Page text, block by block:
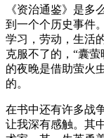
《资治通鉴》是多
到一个个历史事件
学习，劳动，生活
克服不了的，“囊
的夜晚是借助萤火
的。
在书中还有许多战
让我深有感触。其